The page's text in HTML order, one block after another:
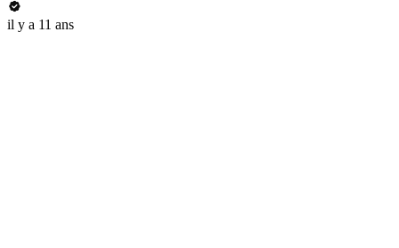
il y a 11 ans